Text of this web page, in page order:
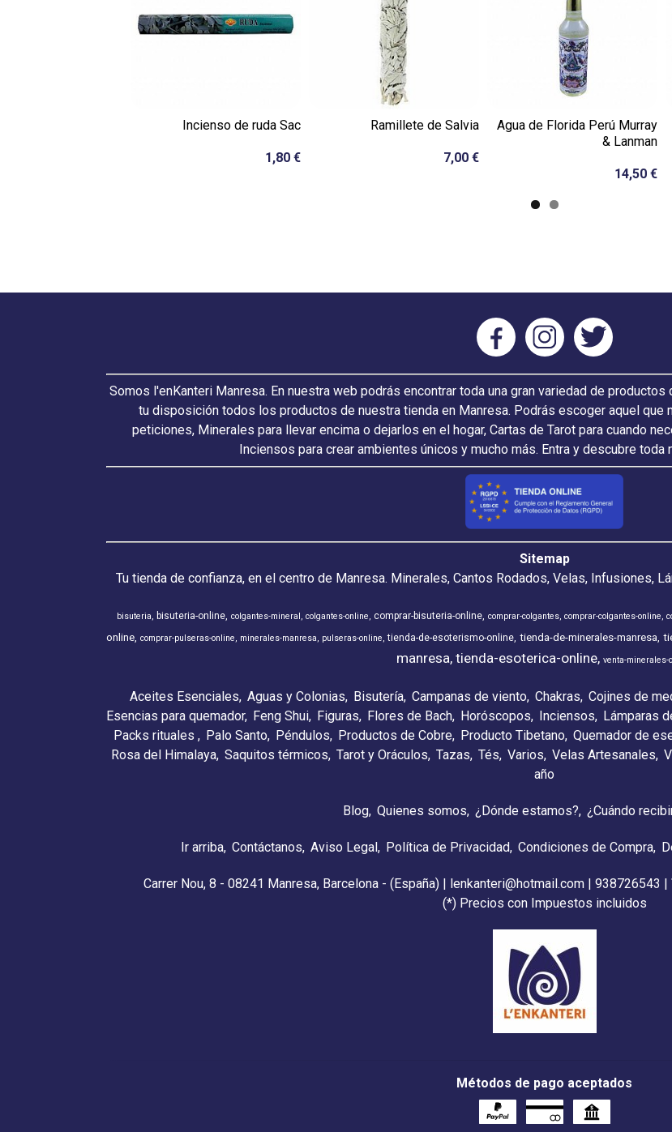
Incienso de ruda Sac
1,80 €
Ramillete de Salvia
7,00 €
Agua de Florida Perú Murray
& Lanman
14,50 €
Somos l'enKanteri Manresa. En nuestra web podrás encontrar toda una gran variedad de
tu disposición todos los productos de nuestra tienda en Manresa. Podrás escoger aquel que
peticiones, Minerales para llevar encima o dejarlos en el hogar, Cartas de Tarot para cuando
Inciensos para crear ambientes únicos y mucho más. Entra y descubre
Sitemap
Tu tienda de confianza, en el centro de Manresa. Minerales, Cantos Rodados, Velas, Infusiones,
bisuteria bisuteria-online colgantes-mineral colgantes-online comprar-bisuteria-online comprar-colgantes comprar-colgantes-online
online comprar-pulseras-online minerales-manresa pulseras-online tienda-de-esoterismo-online tienda-de-minerales-manresa
manresa tienda-esoterica-online venta-minerales-
Aceites Esenciales Aguas y Colonias Bisutería Campanas de viento Chakras Cojines de
Esencias para quemador Feng Shui Figuras Flores de Bach Horóscopos Inciensos Lámparas
Packs rituales Palo Santo Péndulos Productos de Cobre Producto Tibetano Quemador de
Rosa del Himalaya Saquitos térmicos Tarot y Oráculos Tazas Tés Varios Velas Artesanales
año
Blog Quienes somos ¿Dónde estamos? ¿Cuándo
Ir arriba Contáctanos Aviso Legal Política de Privacidad Condiciones de Compra
Carrer Nou, 8 - 08241 Manresa, Barcelona - (España) | lenkanteri@hotmail.com |938726543 |
(*) Precios con Impuestos incluidos
Métodos de pago aceptados